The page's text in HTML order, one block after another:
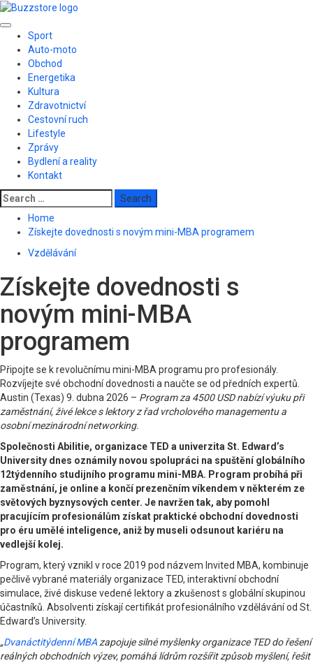
Skip
content
Primary
Menu
Sport
Auto-moto
Obchod
Energetika
Kultura
Zdravotnictví
Cestovní ruch
Lifestyle
Zprávy
Bydlení a reality
Kontakt
Search
for:
Home
Získejte dovednosti s novým mini-MBA programem
Vzdělávání
Získejte dovednosti s
novým mini-MBA
programem
Připojte se k revolučnímu mini-MBA programu pro profesionály.
Rozvíjejte své obchodní dovednosti a naučte se od předních expertů.
Austin (Texas) 9. dubna 2026 – Program za 4500 USD nabízí výuku při
zaměstnání, živé lekce s lektory z řad vrcholového managementu a
osobní mezinárodní networking.
Společnosti Abilitie, organizace TED a univerzita St. Edward’s
University dnes oznámily novou spolupráci na spuštění globálního
12týdenního studijního programu mini-MBA. Program probíhá při
zaměstnání, je online a končí prezenčním víkendem v některém ze
světových byznysových center. Je navržen tak, aby pomohl
pracujícím profesionálům získat praktické obchodní dovednosti
pro éru umělé inteligence, aniž by museli odsunout kariéru na
vedlejší kolej.
Program, který vznikl v roce 2019 pod názvem Invited MBA, kombinuje
pečlivě vybrané materiály organizace TED, interaktivní obchodní
simulace, živé diskuse vedené lektory a zkušenost s globální skupinou
účastníků. Absolventi získají certifikát profesionálního vzdělávání od St.
Edward’s University.
„Dvanáctitýdenní MBAzapojuje silné myšlenky organizace TED do řešení
reálných obchodních výzev, pomáhá lídrům rozšířit způsob myšlení, řešit